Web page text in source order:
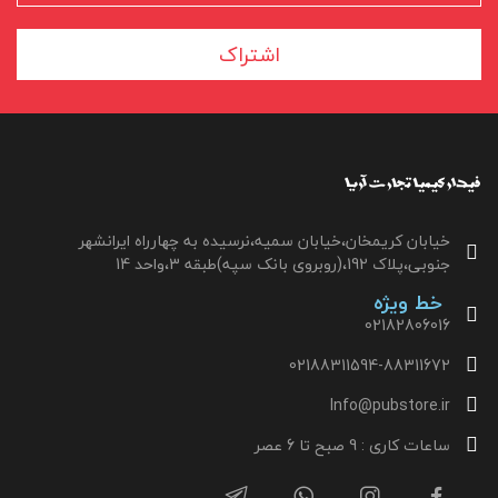
اشتراک
خیابان کریمخان،خیابان سمیه،نرسیده به چهارراه ایرانشهر
جنوبی،پلاک 192،(روبروی بانک سپه)طبقه 3،واحد 14
خط ویژه
02182806016
02188311594-88311672
Info@pubstore.ir
ساعات کاری : 9 صبح تا 6 عصر